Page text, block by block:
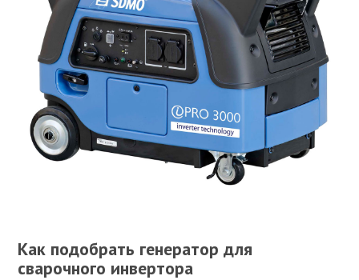
Как подобрать генератор для
сварочного инвертора